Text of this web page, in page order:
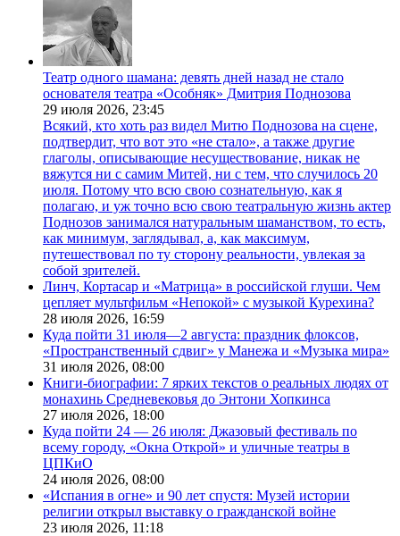
Театр одного шамана: девять дней назад не стало
основателя театра «Особняк» Дмитрия Поднозова
29 июля 2026, 23:45
Всякий, кто хоть раз видел Митю Поднозова на сцене,
подтвердит, что вот это «не стало», а также другие
глаголы, описывающие несуществование, никак не
вяжутся ни с самим Митей, ни с тем, что случилось 20
июля. Потому что всю свою сознательную, как я
полагаю, и уж точно всю свою театральную жизнь актер
Поднозов занимался натуральным шаманством, то есть,
как минимум, заглядывал, а, как максимум,
путешествовал по ту сторону реальности, увлекая за
собой зрителей.
Линч, Кортасар и «Матрица» в российской глуши. Чем
цепляет мультфильм «Непокой» с музыкой Курехина?
28 июля 2026, 16:59
Куда пойти 31 июля—2 августа: праздник флоксов,
«Пространственный сдвиг» у Манежа и «Музыка мира»
31 июля 2026, 08:00
Книги-биографии: 7 ярких текстов о реальных людях от
монахинь Средневековья до Энтони Хопкинса
27 июля 2026, 18:00
Куда пойти 24 — 26 июля: Джазовый фестиваль по
всему городу, «Окна Открой» и уличные театры в
ЦПКиО
24 июля 2026, 08:00
«Испания в огне» и 90 лет спустя: Музей истории
религии открыл выставку о гражданской войне
23 июля 2026, 11:18